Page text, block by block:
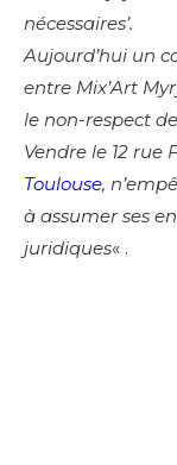
nécessaires’.
Aujourd’hui un
entre Mix’Art
le non-respect
Vendre le 12 rue
Toulouse,
à assumer ses
juridiques« .